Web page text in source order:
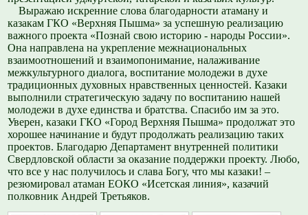
Выражаю искренние слова благодарности атаману и
казакам ГКО «Верхняя Пышма» за успешную реализацию
важного проекта «Познай свою историю - народы России».
Она направлена на укрепление межнациональных
взаимоотношений и взаимопонимание, налаживание
межкультурного диалога, воспитание молодежи в духе
традиционных духовных нравственных ценностей. Казаки
выполнили стратегическую задачу по воспитанию нашей
молодежи в духе единства и братства. Спасибо им за это.
Уверен, казаки ГКО «Город Верхняя Пышма» продолжат это
хорошее начинание и будут продолжать реализацию таких
проектов. Благодарю Департамент внутренней политики
Свердловской области за оказание поддержки проекту. Любо,
что все у нас получилось и слава Богу, что мы казаки! –
резюмировал атаман ЕОКО «Исетская линия», казачий
полковник Андрей Третьяков.